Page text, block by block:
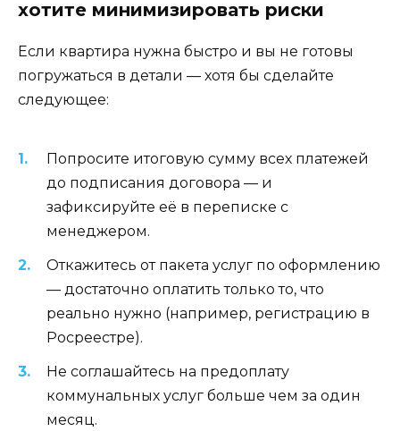
хотите минимизировать риски
Если квартира нужна быстро и вы не готовы
погружаться в детали — хотя бы сделайте
следующее:
Попросите итоговую сумму всех платежей
до подписания договора — и
зафиксируйте её в переписке с
менеджером.
Откажитесь от пакета услуг по оформлению
— достаточно оплатить только то, что
реально нужно (например, регистрацию в
Росреестре).
Не соглашайтесь на предоплату
коммунальных услуг больше чем за один
месяц.